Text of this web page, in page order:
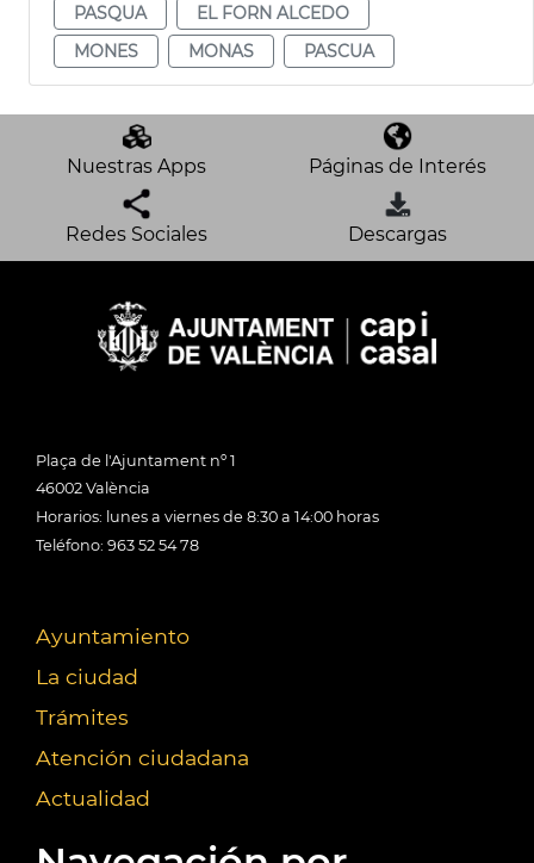
PASQUA
EL FORN ALCEDO
MONES
MONAS PASCUA
Nuestras Apps Páginas de Interés
Redes Sociales Descargas
Plaça de l'Ajuntament nº 1
46002 València
Horarios: lunes a viernes de 8:30 a 14:00 horas
Teléfono: 963 52 54 78
Ayuntamiento
La ciudad
Trámites
Atención ciudadana
Actualidad